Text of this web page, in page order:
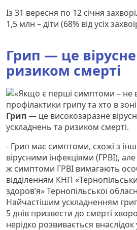
Із 31 вересня по 12 січня
1,5 млн – діти (68% від усіх
Грип — це
ризиком смерті
Грип— це високозаразне
ускладнень та ризиком смерті.
- Грип має симптоми, схожі з
вірусними інфекціями (ГРВІ),
ж симптоми ГРВІ вимагають
відділенням КНП
здоров’я» Тернопільської
Найчастішим ускладненням
5 днів призвести до смерті
нерідко розвивається